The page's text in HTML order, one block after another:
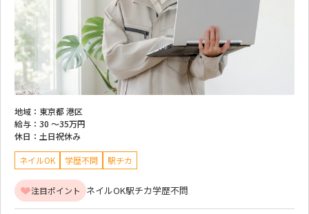
地域： 東京都 港区
給与： 30 ～35万円
休日： 土日祝休み
ネイルOK 学歴不問 駅チカ
注目ポイント ネイルOK駅チカ学歴不問